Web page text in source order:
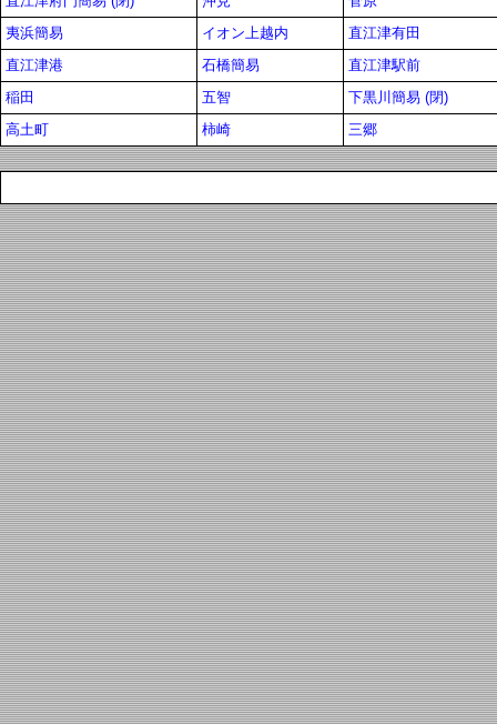
夷浜簡易
イオン上越内
直江津有田
直江津港
石橋簡易
直江津駅前
稲田
五智
下黒川簡易 (閉)
高土町
柿崎 三郷